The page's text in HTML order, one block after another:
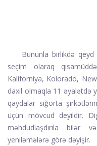
Bununla birlikdə
seçim olaraq
Kaliforniya, Kolorado,
daxil olmaqla 11 əyalətdə
qaydalar sığorta
üçün mövcud deyildir.
məhdudlaşdırıla bilər
yeniləmələrə görə dəyişir.